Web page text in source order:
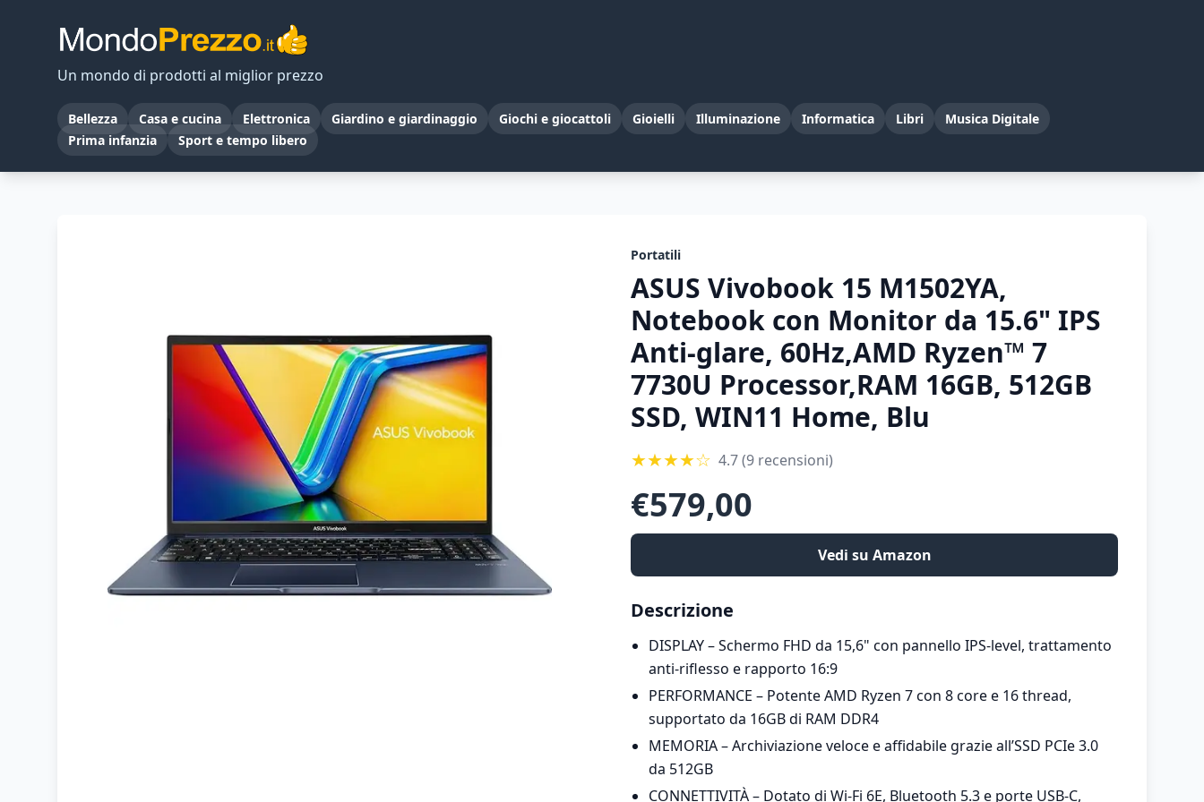
Un mondo di prodotti al miglior prezzo
Bellezza Casa e cucina Elettronica Giardino e giardinaggio Giochi e giocattoli Gioielli Illuminazione Informatica Libri
Musica Digitale
Prima infanzia
Sport e tempo libero
Portatili
ASUS Vivobook 15 M1502YA,
Notebook con Monitor da 15.6" IPS
Anti-glare, 60Hz,AMD Ryzen™ 7
7730U Processor,RAM 16GB, 512GB
SSD, WIN11 Home, Blu
★★★★☆ 4.7(9 recensioni)
€579,00
Vedi su Amazon
Descrizione
DISPLAY – Schermo FHD da 15,6" con pannello IPS-level, trattamento
anti-riflesso e rapporto 16:9
PERFORMANCE – Potente AMD Ryzen 7 con 8 core e 16 thread,
supportato da 16GB di RAM DDR4
MEMORIA – Archiviazione veloce e affidabile grazie all’SSD PCIe 3.0
da 512GB
CONNETTIVITÀ – Dotato di Wi-Fi 6E, Bluetooth 5.3 e porte USB-C,